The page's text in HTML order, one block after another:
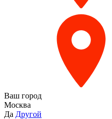
Ваш город
Москва
Да Другой